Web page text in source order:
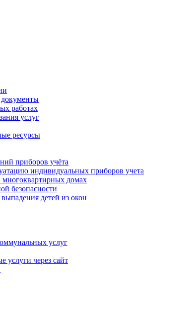
работах
услуг
ресурсы
приборов учёта
индивидуальных приборов учета
домах
безопасности
детей из окон
услуг
услуги через сайт